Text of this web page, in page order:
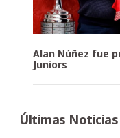
Alan Núñez fue
Juniors
Últimas Noticias